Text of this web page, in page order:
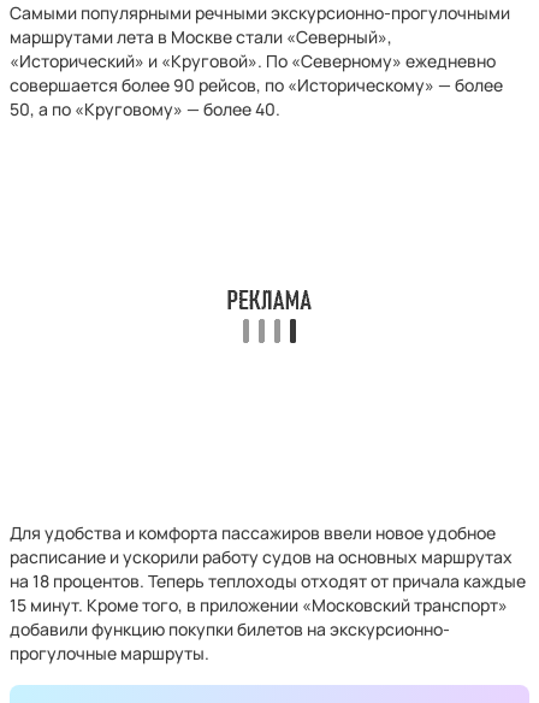
Самыми популярными речными экскурсионно-прогулочными
маршрутами лета в Москве стали «Северный»,
«Исторический» и «Круговой». По «Северному» ежедневно
совершается более 90 рейсов, по «Историческому» — более
50, а по «Круговому» — более 40.
Для удобства и комфорта пассажиров ввели новое удобное
расписание и ускорили работу судов на основных маршрутах
на 18 процентов. Теперь теплоходы отходят от причала каждые
15 минут. Кроме того, в приложении «Московский транспорт»
добавили функцию покупки билетов на экскурсионно-
прогулочные маршруты.